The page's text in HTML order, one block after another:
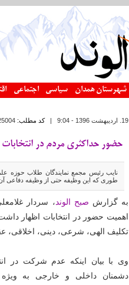
شهرستان همدان سیاسی اجتماعی
19. ارديبهشت 1396 - 9:04 |کد مطلب:
حضور حداکثری مردم در
نایب رئيس مجمع نمايندگان طلاب حوزه
طوری که این وظیفه حتی از وظیفه دفاعی
به گزارش صبح الوند، سردار
اهمیت حضور در انتخابات اظهار
تکلیف الهی، شرعی، دینی،
وی با بیان اینکه عدم شرکت در
دشمنان داخلی و خارجی به ویژه